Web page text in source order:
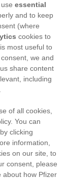
befallen als
essential
and to keep
(where
cookies to
most useful to
we and
share content
including
of all cookies,
You can
clicking
information,
on our site, to
consent, please
about how Pfizer